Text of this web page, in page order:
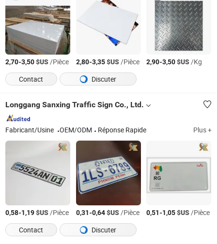
2,70-3,50$US/Pièce 2,80-3,35$US/Pièce 2,90-3,50$US/Kg
Contact
Discuter
Longgang Sanxing Traffic Sign Co., Ltd.
Fabricant/Usine OEM/ODM Réponse Rapide Plus +
0,58-1,19$US/Pièce 0,31-0,64$US/Pièce 0,51-1,05$US/Pièce
Contact
Discuter